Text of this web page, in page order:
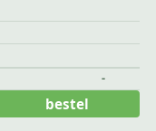
-
bestel